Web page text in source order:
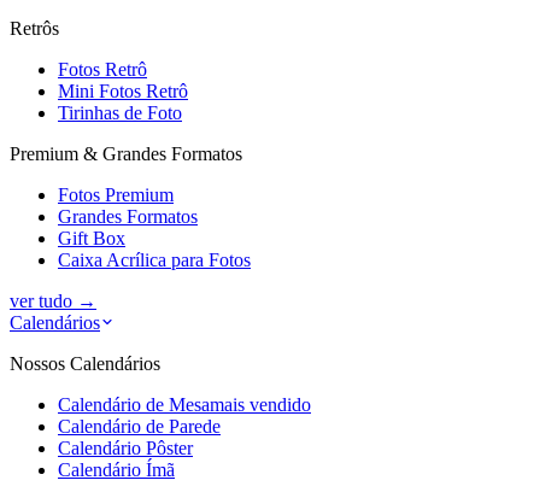
Retrôs
Fotos Retrô
Mini Fotos Retrô
Tirinhas de Foto
Premium & Grandes Formatos
Fotos Premium
Grandes Formatos
Gift Box
Caixa Acrílica para Fotos
ver tudo →
Calendários
Nossos Calendários
Calendário de Mesamais vendido
Calendário de Parede
Calendário Pôster
Calendário Ímã